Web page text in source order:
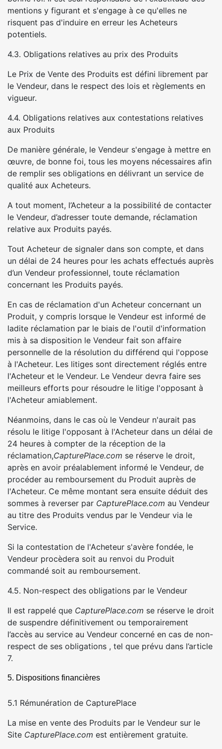
mentions y figurant et s'engage à ce qu'elles ne
risquent pas d'induire en erreur les Acheteurs
potentiels.
4.3. Obligations relatives au prix des Produits
Le Prix de Vente des Produits est défini librement par
le Vendeur, dans le respect des lois et règlements en
vigueur.
4.4. Obligations relatives aux contestations relatives
aux Produits
De manière générale, le Vendeur s'engage à mettre en
œuvre, de bonne foi, tous les moyens nécessaires afin
de remplir ses obligations en délivrant un service de
qualité aux Acheteurs.
A tout moment, l’Acheteur a la possibilité de contacter
le Vendeur, d’adresser toute demande, réclamation
relative aux Produits payés.
Tout Acheteur de signaler dans son compte, et dans
un délai de 24 heures pour les achats effectués auprès
d’un Vendeur professionnel, toute réclamation
concernant les Produits payés.
En cas de réclamation d'un Acheteur concernant un
Produit, y compris lorsque le Vendeur est informé de
ladite réclamation par le biais de l'outil d'information
mis à sa disposition le Vendeur fait son affaire
personnelle de la résolution du différend qui l'oppose
à l'Acheteur. Les litiges sont directement réglés entre
l'Acheteur et le Vendeur. Le Vendeur devra faire ses
meilleurs efforts pour résoudre le litige l'opposant à
l'Acheteur amiablement.
Néanmoins, dans le cas où le Vendeur n'aurait pas
résolu le litige l'opposant à l'Acheteur dans un délai de
24 heures à compter de la réception de la
réclamation,CapturePlace.com se réserve le droit,
après en avoir préalablement informé le Vendeur, de
procéder au remboursement du Produit auprès de
l'Acheteur. Ce même montant sera ensuite déduit des
sommes à reverser par CapturePlace.com au Vendeur
au titre des Produits vendus par le Vendeur via le
Service.
Si la contestation de l'Acheteur s'avère fondée, le
Vendeur procèdera soit au renvoi du Produit
commandé soit au remboursement.
4.5. Non-respect des obligations par le Vendeur
Il est rappelé que CapturePlace.com se réserve le droit
de suspendre définitivement ou temporairement
l’accès au service au Vendeur concerné en cas de non-
respect de ses obligations , tel que prévu dans l’article
7.
5. Dispositions financières
5.1 Rémunération de CapturePlace
La mise en vente des Produits par le Vendeur sur le
Site CapturePlace.com est entièrement gratuite.